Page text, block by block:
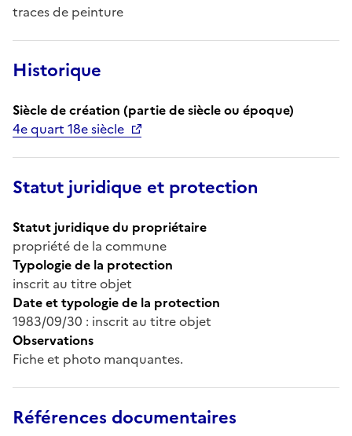
traces de peinture
Historique
Siècle de création (partie de siècle ou époque)
4e quart 18e siècle
Statut juridique et protection
Statut juridique du propriétaire
propriété de la commune
Typologie de la protection
inscrit au titre objet
Date et typologie de la protection
1983/09/30 : inscrit au titre objet
Observations
Fiche et photo manquantes.
Références documentaires